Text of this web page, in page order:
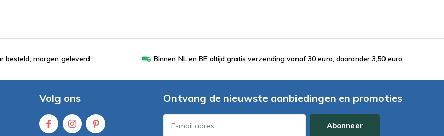
besteld, morgen geleverd Binnen NL en BE altijd gratis verzending vanaf 30 euro, daaronder 3,50 euro
Volg ons Ontvang de nieuwste aanbiedingen en promoties
Abonneer